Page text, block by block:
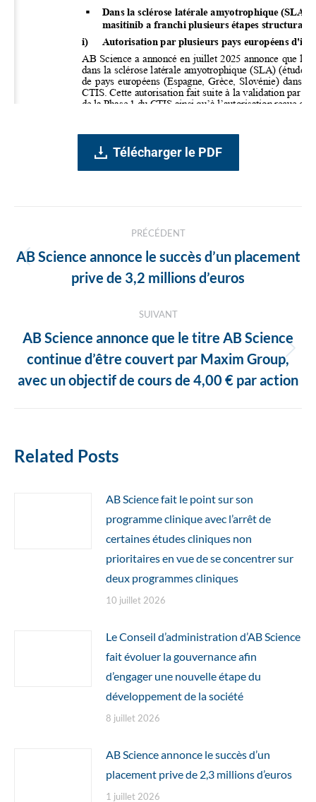
Télécharger le PDF
des
articles
PRÉCÉDENT
Article
précédent
AB Science annonce le succès d’un placement
prive de 3,2 millions d’euros
SUIVANT
Article
suivant
AB Science annonce que le titre AB Science
continue d’être couvert par Maxim Group,
avec un objectif de cours de 4,00 € par action
Related Posts
AB Science fait le point sur son
programme clinique avec l’arrêt de
certaines études cliniques non
prioritaires en vue de se concentrer sur
deux programmes cliniques
10 juillet 2026
Le Conseil d’administration d’AB Science
fait évoluer la gouvernance afin
d’engager une nouvelle étape du
développement de la société
8 juillet 2026
AB Science annonce le succès d’un
placement prive de 2,3 millions d’euros
1 juillet 2026